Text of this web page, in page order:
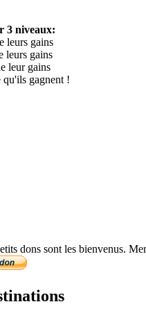
3 niveaux:
leurs gains
leurs gains
leur gains
gagnent !
dons sont les bienvenus.